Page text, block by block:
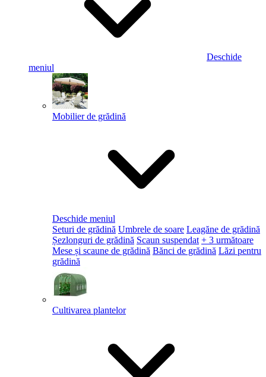
Deschide
meniul
Mobilier de grădină
Deschide meniul
Seturi de grădină Umbrele de soare Leagăne de grădină
Șezlonguri de grădină Scaun suspendat + 3 următoare
Mese și scaune de grădină Bănci de grădină Lăzi pentru
grădină
Cultivarea plantelor